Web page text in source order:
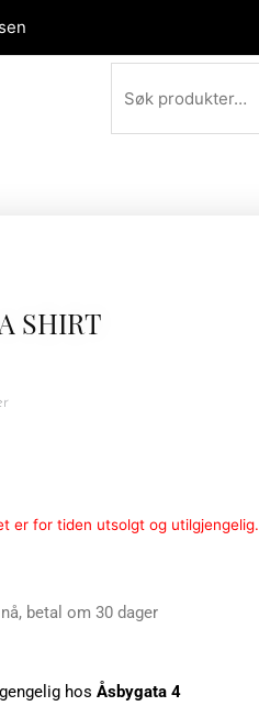
Søk
SHIRT
er for tiden utsolgt og utilgjengelig.
betal om 30 dager
hos Åsbygata 4